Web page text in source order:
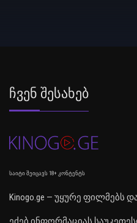
Ჩვენ Შესახებ
საიტი შეიცავს 18+ კონტენტს
Kinogo.ge — უყურე